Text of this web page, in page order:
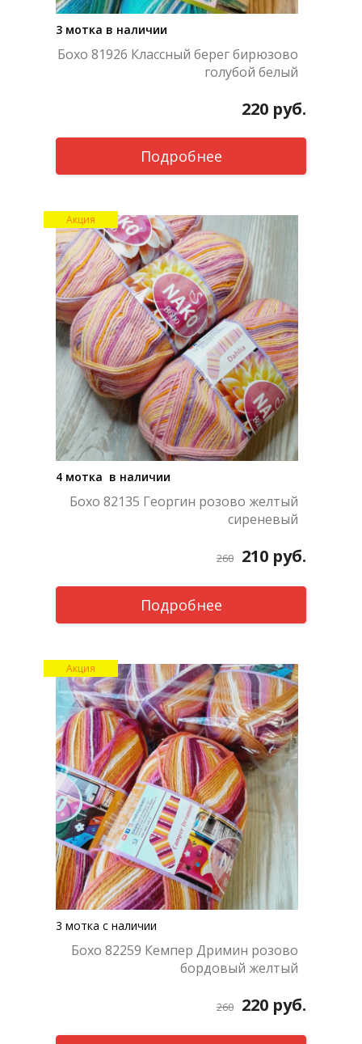
3 мотка в наличии
Бохо 81926 Классный берег бирюзово
голубой белый
220 руб.
Подробнее
Акция
4 мотка в наличии
Бохо 82135 Георгин розово желтый
сиреневый
260 210 руб.
Подробнее
Акция
3 мотка с наличии
Бохо 82259 Кемпер Дримин розово
бордовый желтый
260 220 руб.